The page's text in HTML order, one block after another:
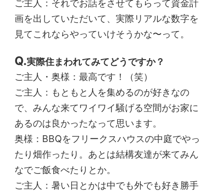
ご主人：それでお話をさせてもらって資金計
画を出していただいて、実際リアルな数字を
見てこれならやっていけそうかな〜って。
実際住まわれてみてどうですか？
ご主人・奥様：最高です！（笑）
ご主人：もともと人を集めるのが好きなの
で、みんな来てワイワイ騒げる空間がお家に
あるのは良かったなって思います。
奥様：BBQをフリークスハウスの中庭でやっ
たり畑作ったり。あとは結構友達が来てみん
なでご飯食べたりとか。
ご主人：暑い日とかは中でも外でも好き勝手